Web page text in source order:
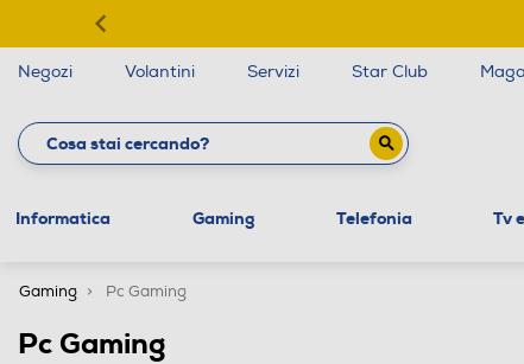
Negozi Volantini Servizi Star Club
Informatica Gaming Telefonia Tv
Gaming Pc Gaming
Pc Gaming